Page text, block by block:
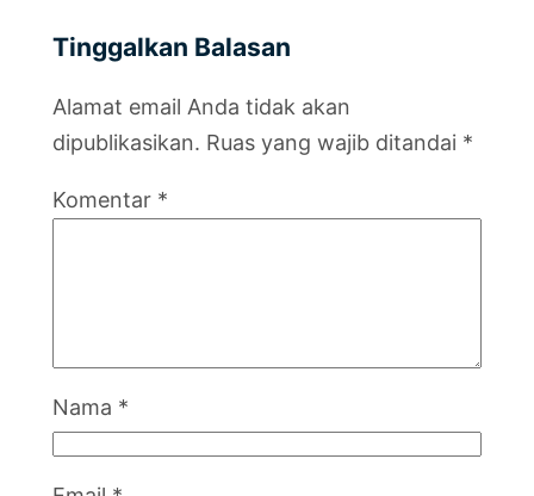
Tinggalkan Balasan
Alamat email Anda tidak akan
dipublikasikan. Ruas yang wajib ditandai *
Komentar *
Nama *